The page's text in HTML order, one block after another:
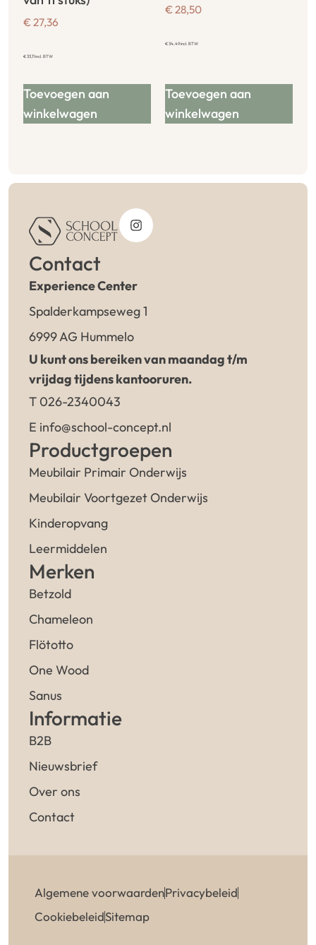
€ 27,36
€33,11incl. BTW
Toevoegen aan
winkelwagen
€ 28,50
€34,49incl. BTW
Toevoegen aan
winkelwagen
Contact
Experience Center
Spalderkampseweg 1
6999 AG Hummelo
U kunt ons bereiken van maandag t/m
vrijdag tijdens kantooruren.
T 026-2340043
E info@school-concept.nl
Productgroepen
Meubilair Primair Onderwijs
Meubilair Voortgezet Onderwijs
Kinderopvang
Leermiddelen
Merken
Betzold
Chameleon
Flötotto
One Wood
Sanus
Informatie
B2B
Nieuwsbrief
Over ons
Contact
Algemene voorwaardenPrivacybeleid
CookiebeleidSitemap